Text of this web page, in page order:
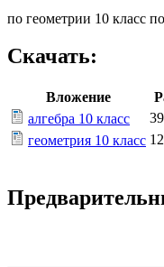
по геометрии 10 класс
Скачать:
Вложение
алгебра 10 класс
геометрия 10 класс